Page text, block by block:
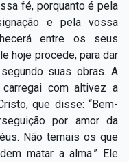
fé, porquanto é pela
e pela vossa
entre os seus
hoje procede, para dar
suas obras. A
com altivez a
que disse: “Bem-
por amor da
Não temais os que
matar a alma.” Ele